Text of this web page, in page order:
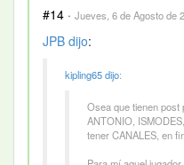
#14 · Jueves, 6 de Agosto de
JPB dijo:
kipling65dijo:
Osea que tienen post
ANTONIO,
tener CANALES, en